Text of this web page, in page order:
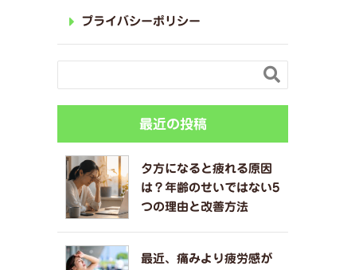
プライバシーポリシー

最近の投稿
夕方になると疲れる原因
は？年齢のせいではない5
つの理由と改善方法
最近、痛みより疲労感が